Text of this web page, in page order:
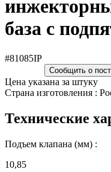
база с
#81085IP
Сообщить о
Цена указана за штуку
Страна изготовления :
Технические
Подъем клапана (мм) :
10,85